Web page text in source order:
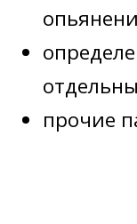
прочие